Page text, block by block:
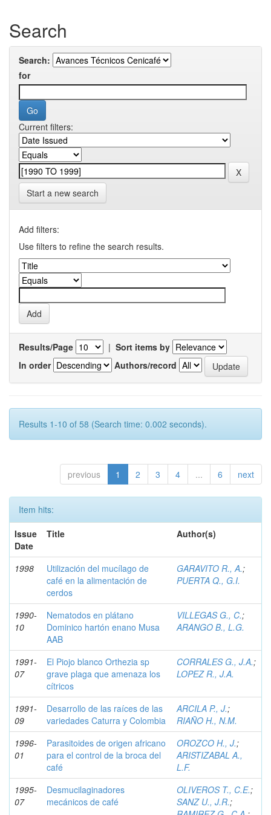
Search
Search:
for
Current filters:
Start a new search
Add filters:
Use filters to refine the search results.
Results/Page | Sort items by
In order
Authors/record
Results 1-10 of 58 (Search time: 0.002 seconds).
previous 1 2 3 4 ... 6 next
Item hits:
Issue
Date
Title Author(s)
1998
Utilización del mucílago de
café en la alimentación de
cerdos
GARAVITO R., A.;
PUERTA Q., G.I.
1990-
10
Nematodos en plátano
Dominico hartón enano Musa
AAB
VILLEGAS G., C.;
ARANGO B., L.G.
1991-
07
El Piojo blanco Orthezia sp
grave plaga que amenaza los
cítricos
CORRALES G., J.A.;
LOPEZ R., J.A.
1991-
09
Desarrollo de las raíces de las
variedades Caturra y Colombia
ARCILA P., J.;
RIAÑO H., N.M.
1996-
01
Parasitoides de origen africano
para el control de la broca del
café
OROZCO H., J.;
ARISTIZABAL A.,
L.F.
1995-
07
Desmucilaginadores
mecánicos de café
OLIVEROS T., C.E.;
SANZ U., J.R.;